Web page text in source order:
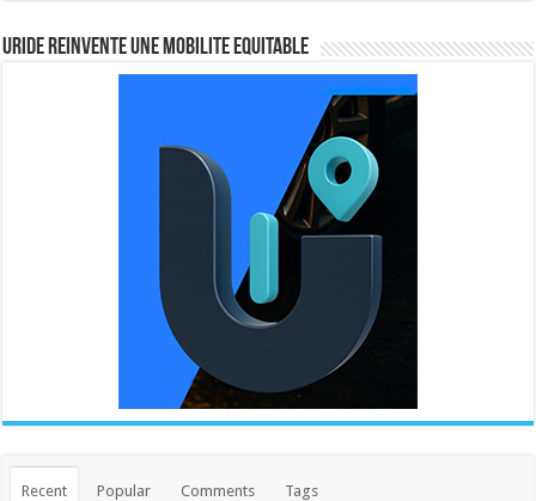
URIDE REINVENTE UNE MOBILITE EQUITABLE
Recent Popular Comments Tags